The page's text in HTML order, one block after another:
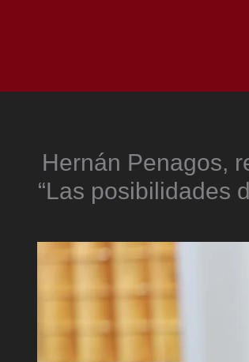
Hernán Penagos,
“Las posibilidades